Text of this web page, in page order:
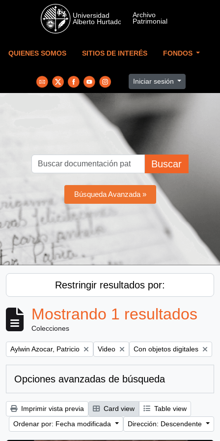
Skip to main content
QUIENES SOMOS SITIOS DE INTERÉS FONDOS
Iniciar sesión
Buscar
Búsqueda Avanzada »
Restringir resultados por:
Mostrando 1 resultados
Colecciones
Remove filter:
Aylwin Azocar, Patricio Remove filter:
Video Remove filter:
Con objetos digitales
Opciones avanzadas de búsqueda
Imprimir vista previa Card view
Table view
Ordenar por: Fecha modificada
Dirección: Descendente